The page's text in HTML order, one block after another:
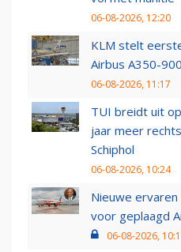
06-08-2026, 12:20
KLM stelt
Airbus A350-
06-08-2026, 11:17
TUI breidt uit
jaar meer
Schiphol
06-08-2026, 10:24
Nieuwe
voor geplaagd
06-08-2026,